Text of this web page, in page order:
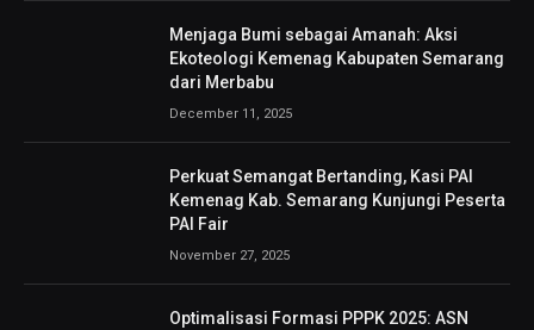
Menjaga Bumi sebagai Amanah: Aksi
Ekoteologi Kemenag Kabupaten Semarang
dari Merbabu
December 11, 2025
Perkuat Semangat Bertanding, Kasi PAI
Kemenag Kab. Semarang Kunjungi Peserta
PAI Fair
November 27, 2025
Optimalisasi Formasi PPPK 2025: ASN